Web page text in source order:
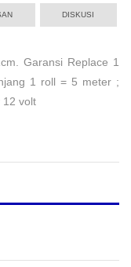
DISKUSI
Garansi Replace 1
1 roll = 5 meter ;
12 volt